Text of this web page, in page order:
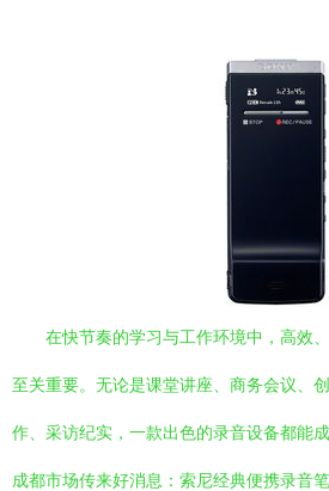
在快节奏的学习与工作环境中，高效
至关重要。无论是课堂讲座、商务会议、
作、采访纪实，一款出色的录音设备都能
成都市场传来好消息：索尼经典便携录音